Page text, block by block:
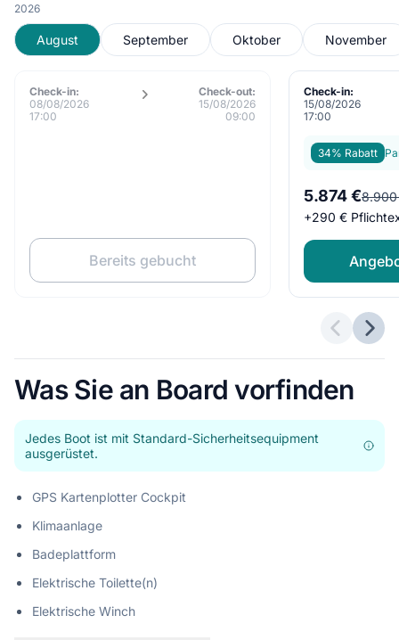
2026
August September Oktober November
Check-in:
08/08/2026
17:00
Check-out:
15/08/2026
09:00
Bereits gebucht
Check-in:
15/08/2026
17:00
34% Rabatt
5.874 €
+290 €
Was Sie an Board vorfinden
Jedes Boot ist mit Standard-Sicherheitsequipment
ausgerüstet.
GPS Kartenplotter Cockpit
Klimaanlage
Badeplattform
Elektrische Toilette(n)
Elektrische Winch